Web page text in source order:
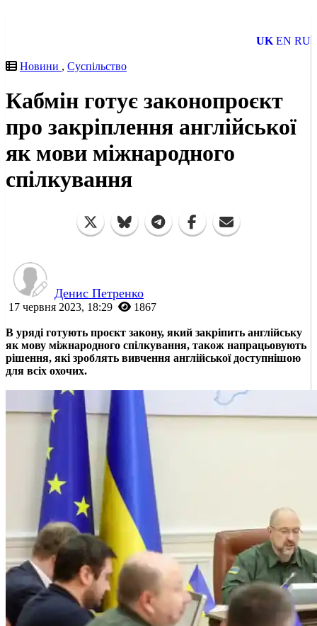
UK EN RU
Новини , Суспільство
Кабмін готує законопроєкт
про закріплення англійської
як мови міжнародного
спілкування
Денис Петренко
17 червня 2023, 18:29 1867
В уряді готують проєкт закону, який закріпить англійську
як мову міжнародного спілкування, також напрацьовують
рішення, які зроблять вивчення англійської доступнішою
для всіх охочих.